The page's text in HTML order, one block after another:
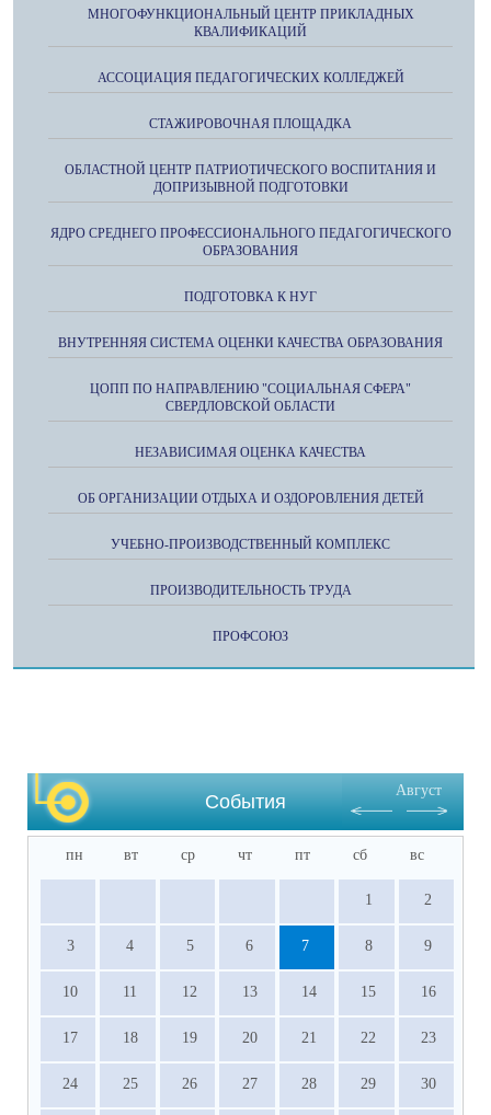
МНОГОФУНКЦИОНАЛЬНЫЙ ЦЕНТР ПРИКЛАДНЫХ
КВАЛИФИКАЦИЙ
АССОЦИАЦИЯ ПЕДАГОГИЧЕСКИХ КОЛЛЕДЖЕЙ
СТАЖИРОВОЧНАЯ ПЛОЩАДКА
ОБЛАСТНОЙ ЦЕНТР ПАТРИОТИЧЕСКОГО ВОСПИТАНИЯ И
ДОПРИЗЫВНОЙ ПОДГОТОВКИ
ЯДРО СРЕДНЕГО ПРОФЕССИОНАЛЬНОГО ПЕДАГОГИЧЕСКОГО
ОБРАЗОВАНИЯ
ПОДГОТОВКА К НУГ
ВНУТРЕННЯЯ СИСТЕМА ОЦЕНКИ КАЧЕСТВА ОБРАЗОВАНИЯ
ЦОПП ПО НАПРАВЛЕНИЮ "СОЦИАЛЬНАЯ СФЕРА"
СВЕРДЛОВСКОЙ ОБЛАСТИ
НЕЗАВИСИМАЯ ОЦЕНКА КАЧЕСТВА
ОБ ОРГАНИЗАЦИИ ОТДЫХА И ОЗДОРОВЛЕНИЯ ДЕТЕЙ
УЧЕБНО-ПРОИЗВОДСТВЕННЫЙ КОМПЛЕКС
ПРОИЗВОДИТЕЛЬНОСТЬ ТРУДА
ПРОФСОЮЗ
События
Август
пн вт ср чт пт сб вс
1 2
3 4 5 6 7 8 9
10 11 12 13 14 15 16
17 18 19 20 21 22 23
24 25 26 27 28 29 30